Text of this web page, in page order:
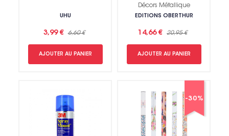
UHU
3,99 € 6,60 €
AJOUTER AU PANIER
Décors Métallique
EDITIONS OBERTHUR
14,66 € 20,95 €
AJOUTER AU PANIER
-30%